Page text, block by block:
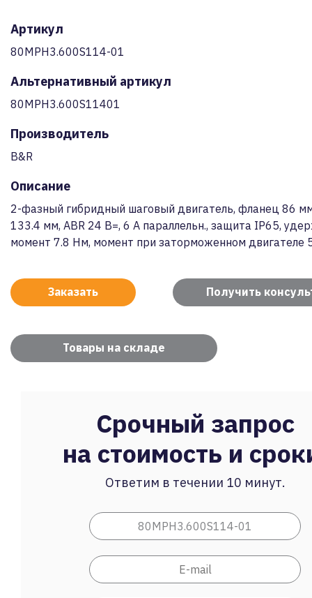
Артикул
80MPH3.600S114-01
Альтернативный артикул
80MPH3.600S11401
Производитель
B&R
Описание
2-фазный гибридный шаговый двигатель, фланец 86
133.4 мм, ABR 24 В=, 6 A параллельн., защита IP65,
момент 7.8 Нм, момент при заторможенном двигателе
Заказать Получить
Товары на складе
Срочный запрос
на стоимость и
Ответим в течении 10 минут.